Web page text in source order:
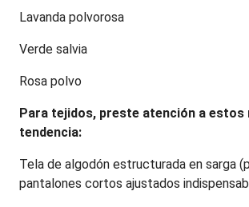
Lavanda polvorosa
Verde salvia
Rosa polvo
Para tejidos, preste atención a estos
tendencia:
Tela de algodón estructurada en sarga
pantalones cortos ajustados